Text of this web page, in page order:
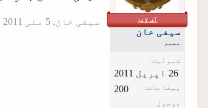
آف لائن
سیفی خان
ممبر
شمولیت:
‏26 اپریل 2011
پیغامات: 200
موصول
سیفی خان, ‏5 مئی 2011